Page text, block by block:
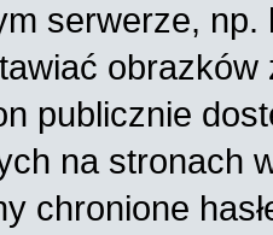
serwerze,
publicznie
na stronach
chronione